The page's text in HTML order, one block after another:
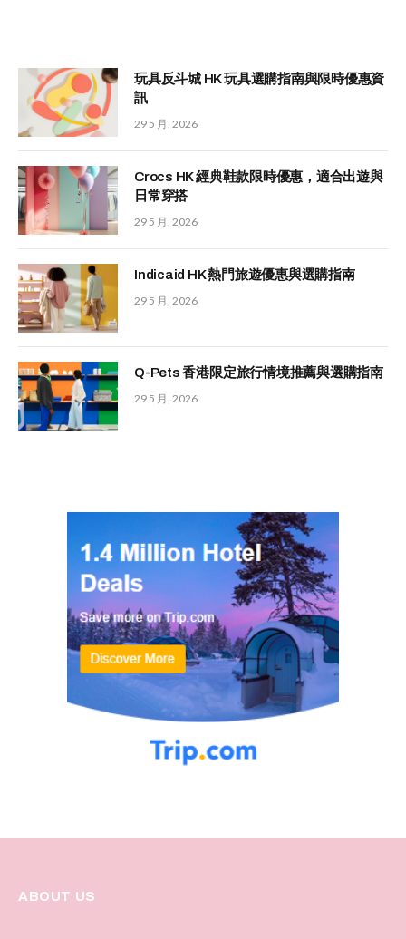
玩具反斗城 HK 玩具選購指南與限時優惠資
訊
29 5 月, 2026
Crocs HK 經典鞋款限時優惠，適合出遊與
日常穿搭
29 5 月, 2026
Indicaid HK 熱門旅遊優惠與選購指南
29 5 月, 2026
Q-Pets 香港限定旅行情境推薦與選購指南
29 5 月, 2026
ABOUT US